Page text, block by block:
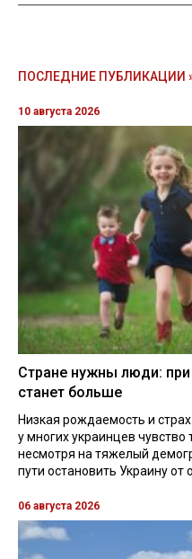
ПОСЛЕДНИЕ ПУБЛИКАЦИИ
10 августа 2026
Стране нужны люди: при
станет больше
Низкая рождаемость и
у многих украинцев
несмотря на тяжелый
пути остановить Украину от
06 августа 2026